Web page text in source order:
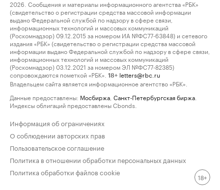
2026. Сообщения и материалы информационного агентства «РБК»
(свидетельство о регистрации средства массовой информации
выдано Федеральной службой по надзору в сфере связи,
информационных технологий и массовых коммуникаций
(Роскомнадзор) 09.12.2015 за номером ИА №ФС77-63848) и сетевого
издания «РБК» (свидетельство о регистрации средства массовой
информации выдано Федеральной службой по надзору в сфере связи,
информационных технологий и массовых коммуникаций
(Роскомнадзор) 03.12.2021 за номером ЭЛ №ФС77-82385)
сопровождаются пометкой «РБК».
18+ letters@rbc.ru
Владельцем сайта является информационное агентство «РБК».
Данные предоставлены: Мосбиржа Санкт-Петербургская биржа
Индексы облигаций предоставлены Cbonds.
Информация об ограничениях
О соблюдении авторских прав
Пользовательское соглашение
Политика в отношении обработки персональных данных
Политика обработки файлов cookie
18+